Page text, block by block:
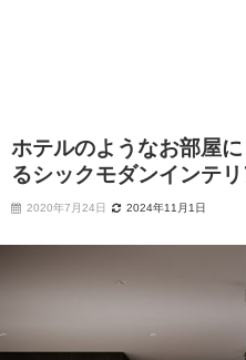
ホテルのようなお部屋
るシックモダンインテ
2020年7月24日 2024年11月1日